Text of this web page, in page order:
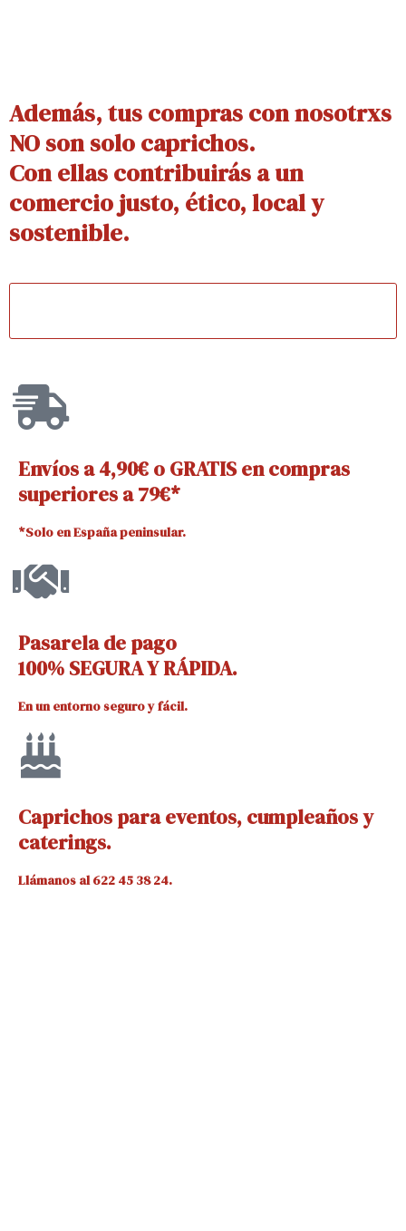
Además, tus compras con nosotrxs
NO son solo caprichos.
Con ellas contribuirás a un
comercio justo, ético, local y
sostenible.
Envíos a 4,90€ o GRATIS en compras
superiores a 79€*
*Solo en España peninsular.
Pasarela de pago
100% SEGURA Y RÁPIDA.
En un entorno seguro y fácil.
Caprichos para eventos, cumpleaños y
caterings.
Llámanos al 622 45 38 24.